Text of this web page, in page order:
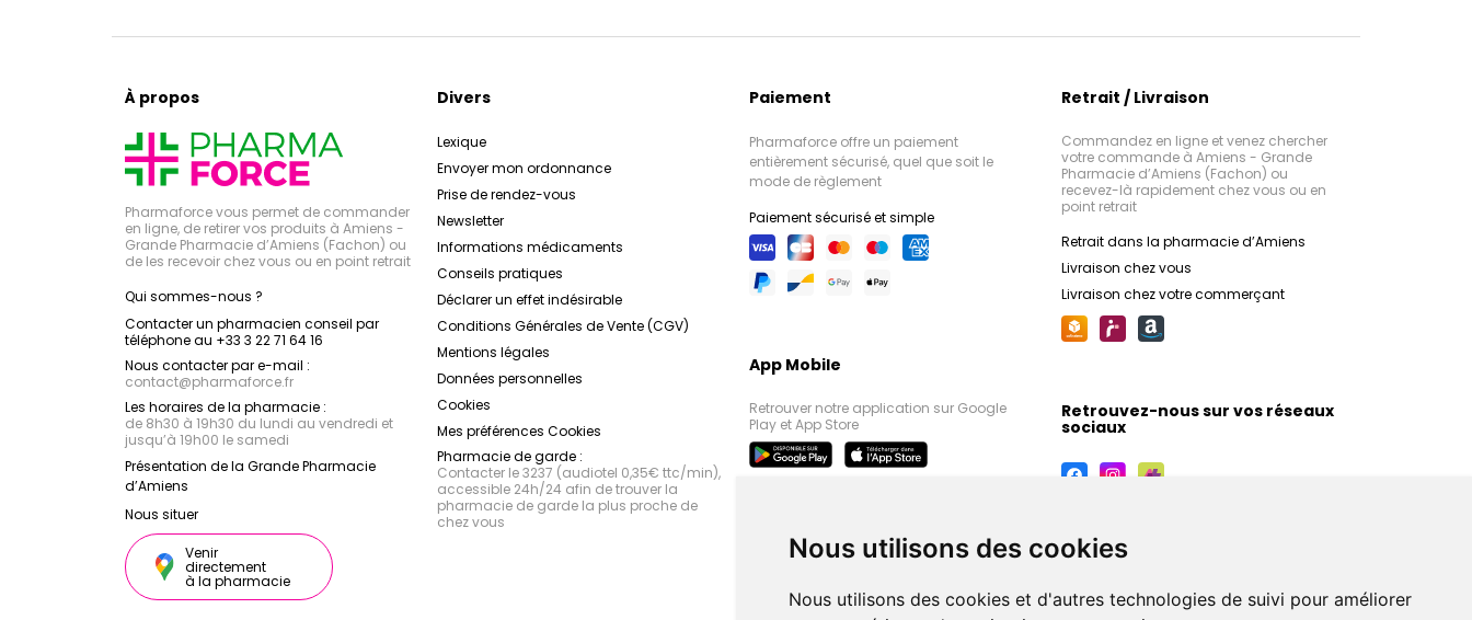
Nous utilisons des cookies
Nous utilisons des cookies et d'autres technologies de suivi pour améliorer
À propos
Pharmaforce vous permet de commander
en ligne, de retirer vos produits à Amiens -
Grande Pharmacie d’Amiens (Fachon) ou
de les recevoir chez vous ou en point retrait
Qui sommes-nous ?
Contacter un pharmacien conseil par
téléphone au +33 3 22 71 64 16
Nous contacter par e-mail :
contact@pharmaforce.fr
Les horaires de la pharmacie :
de 8h30 à 19h30 du lundi au vendredi et
jusqu’à 19h00 le samedi
Présentation de la Grande Pharmacie
d’Amiens
Nous situer
Venir
directement
à la pharmacie
Divers
Lexique
Envoyer mon ordonnance
Prise de rendez-vous
Newsletter
Informations médicaments
Conseils pratiques
Déclarer un effet indésirable
Conditions Générales de Vente (CGV)
Mentions légales
Données personnelles
Cookies
Mes préférences Cookies
Pharmacie de garde :
Contacter le 3237 (audiotel 0,35€ ttc/min),
accessible 24h/24 afin de trouver la
pharmacie de garde la plus proche de
chez vous
Paiement
Pharmaforce offre un paiement
entièrement sécurisé, quel que soit le
mode de règlement
Paiement sécurisé et simple
App Mobile
Retrouver notre application sur Google
Play et App Store
Retrait / Livraison
Commandez en ligne et venez chercher
votre commande à Amiens - Grande
Pharmacie d’Amiens (Fachon) ou
recevez-là rapidement chez vous ou en
point retrait
Retrait dans la pharmacie d’Amiens
Livraison chez vous
Livraison chez votre commerçant
Retrouvez-nous sur vos réseaux
sociaux